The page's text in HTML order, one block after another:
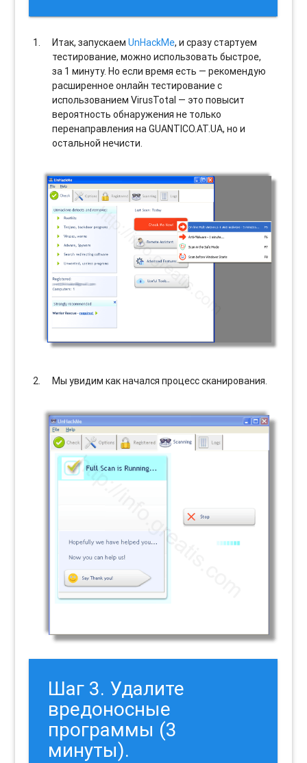
Итак, запускаемUnHackMe, и сразу стартуем
тестирование, можно использовать быстрое,
за 1 минуту. Но если время есть — рекомендую
расширенное онлайн тестирование с
использованием VirusTotal — это повысит
вероятность обнаружения не только
перенаправления на GUANTICO.AT.UA, но и
остальной нечисти.
Мы увидим как начался процесс сканирования.
Шаг 3. Удалите
вредоносные
программы (3
минуты).